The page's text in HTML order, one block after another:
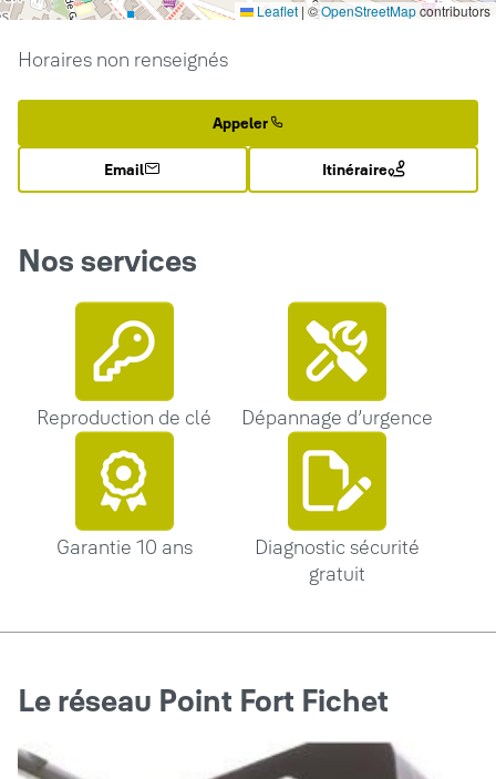
Leaflet | ©OpenStreetMapcontributors
Horaires non renseignés
Appeler
Email Itinéraire
Nos services
Reproduction de clé Dépannage d’urgence
Garantie 10 ans
Diagnostic sécurité
gratuit
Le réseau Point Fort Fichet